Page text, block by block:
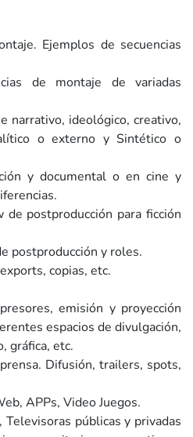
Ejemplos de secuencias
de montaje de variadas
narrativo, ideológico, creativo,
o externo y Sintético o
y documental o en cine y
postproducción para ficción
postproducción y roles.
copias, etc.
emisión y proyección
espacios de divulgación,
gráfica, etc.
Difusión, trailers, spots,
APPs, Video Juegos.
públicas y privadas